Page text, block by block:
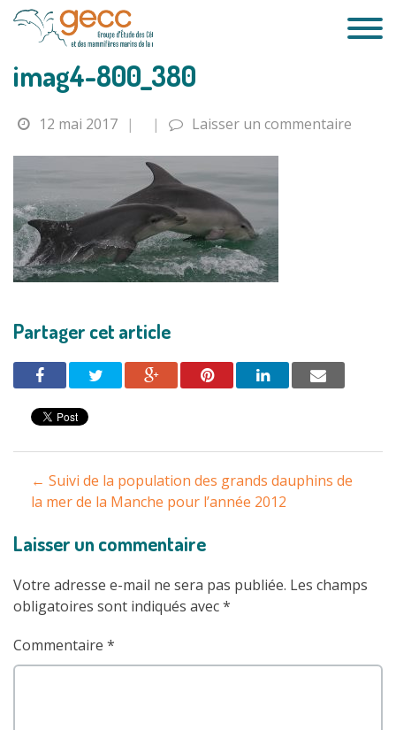
Passer
imag4-800_380
12 mai 2017 | | Laisser un commentaire
Partager cet article
Navigation
entre
les
articles
← Suivi de la population des grands dauphins de
la mer de la Manche pour l’année 2012
Laisser un commentaire
Votre adresse e-mail ne sera pas publiée. Les champs
obligatoires sont indiqués avec*
Commentaire *